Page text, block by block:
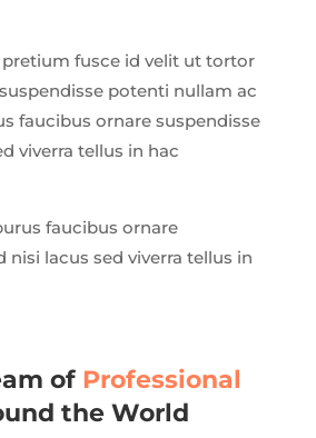
fusce id velit ut tortor
potenti nullam ac
faucibus ornare suspendisse
viverra tellus in hac
faucibus ornare
nisi lacus sed viverra tellus in
of Professional
the World